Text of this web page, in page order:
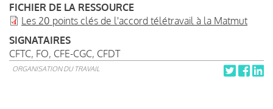
FICHIER DE LA RESSOURCE
Les 20 points clés de l'accord télétravail à la Matmut
SIGNATAIRES
CFTC, FO, CFE-CGC, CFDT
ORGANISATION DU TRAVAIL